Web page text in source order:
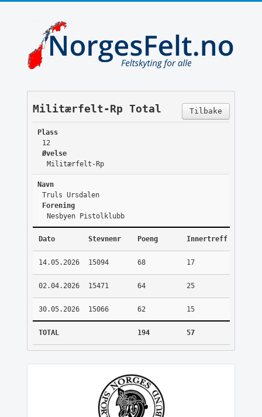
Tilbake
Militærfelt-Rp Total
Plass
12
Øvelse
Militærfelt-Rp
Navn
Truls Ursdalen
Forening
Nesbyen Pistolklubb
Dato Stevnenr Poeng Innertreff
14.05.2026 15094 68 17
02.04.2026 15471 64 25
30.05.2026 15066 62 15
TOTAL 194 57